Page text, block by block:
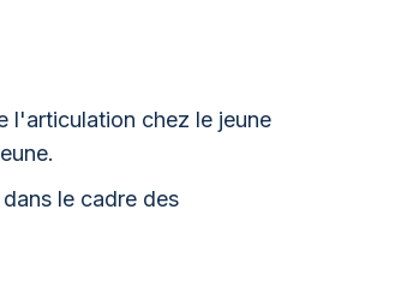
l'articulation chez le jeune
le cadre des